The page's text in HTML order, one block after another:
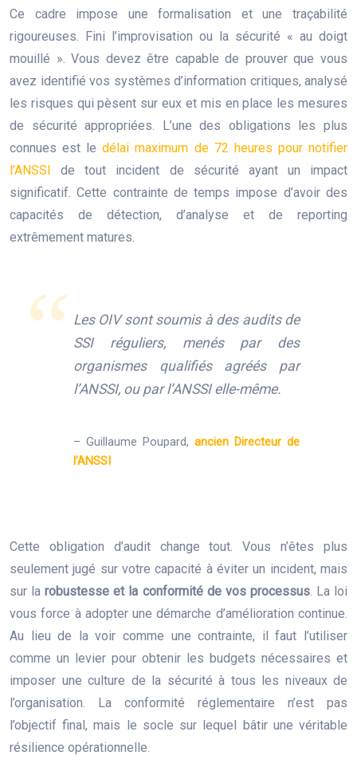
Ce cadre impose une formalisation et une traçabilité
rigoureuses. Fini l’improvisation ou la sécurité « au doigt
mouillé ». Vous devez être capable de prouver que vous
avez identifié vos systèmes d’information critiques, analysé
les risques qui pèsent sur eux et mis en place les mesures
de sécurité appropriées. L’une des obligations les plus
connues est ledélai maximum de 72 heures pour notifier
l’ANSSI
de tout incident de sécurité ayant un impact
significatif. Cette contrainte de temps impose d’avoir des
capacités de détection, d’analyse et de reporting
extrêmement matures.
Les OIV sont soumis à des audits de
SSI réguliers, menés par des
organismes qualifiés agréés par
l’ANSSI, ou par l’ANSSI elle-même.
– Guillaume Poupard, ancien Directeur de
l’ANSSI
Cette obligation d’audit change tout. Vous n’êtes plus
seulement jugé sur votre capacité à éviter un incident, mais
sur larobustesse et la conformité de vos processus. La loi
vous force à adopter une démarche d’amélioration continue.
Au lieu de la voir comme une contrainte, il faut l’utiliser
comme un levier pour obtenir les budgets nécessaires et
imposer une culture de la sécurité à tous les niveaux de
l’organisation. La conformité réglementaire n’est pas
l’objectif final, mais le socle sur lequel bâtir une véritable
résilience opérationnelle.